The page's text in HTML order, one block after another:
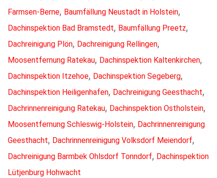
Farmsen-Berne, Baumfällung Neustadt in Holstein,
Dachinspektion Bad Bramstedt, Baumfällung Preetz,
Dachreinigung Plön, Dachreinigung Rellingen,
Moosentfernung Ratekau, Dachinspektion Kaltenkirchen,
Dachinspektion Itzehoe, Dachinspektion Segeberg,
Dachinspektion Heiligenhafen, Dachreinigung Geesthacht,
Dachrinnenreinigung Ratekau, Dachinspektion Ostholstein,
Moosentfernung Schleswig-Holstein, Dachrinnenreinigung
Geesthacht, Dachrinnenreinigung Volksdorf Meiendorf,
Dachreinigung Barmbek Ohlsdorf Tonndorf, Dachinspektion
Lütjenburg Hohwacht